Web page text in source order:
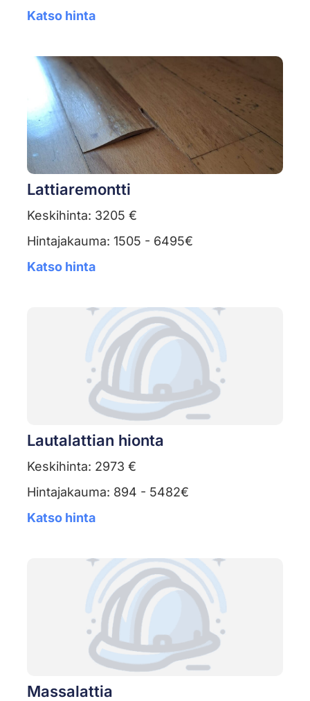
Katso hinta
Lattiaremontti
Keskihinta: 3205 €
Hintajakauma: 1505 - 6495€
Katso hinta
Lautalattian hionta
Keskihinta: 2973 €
Hintajakauma: 894 - 5482€
Katso hinta
Massalattia